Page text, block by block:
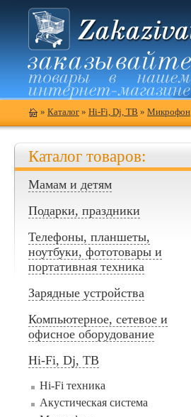
» Каталог » Hi-Fi, Dj, ТВ » Микрофон
Каталог товаров:
Мамам и детям
Подарки, праздники
Телефоны, планшеты,
ноутбуки, фототовары и
портативная техника
Зарядные устройства
Компьютерное, сетевое и
офисное оборудование
Hi-Fi, Dj, ТВ
Hi-Fi техника
Акустическая система